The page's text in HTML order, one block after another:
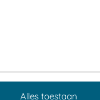
Alles toestaan